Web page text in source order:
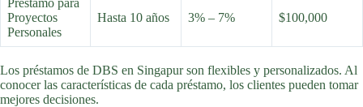
Préstamo para
Proyectos
Personales
Hasta 10 años 3% – 7% $100,000
Los préstamos de DBS en Singapur son flexibles y personalizados. Al
conocer las características de cada préstamo, los clientes pueden tomar
mejores decisiones.